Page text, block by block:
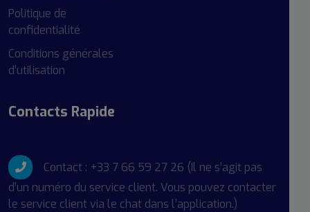
Politique de
confidentialité
Conditions générales
d’utilisation
Contacts Rapide
Contact : +33 7 66 59 27 26 (Il ne s’agit pas
d’un numéro du service client. Vous pouvez contacter
le service client via le chat dans l’application.)